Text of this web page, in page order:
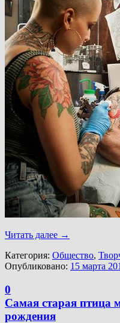
Читать далее →
Категория: Общество,
Опубликовано: 15 марта
0
Самая старая птица
рождения